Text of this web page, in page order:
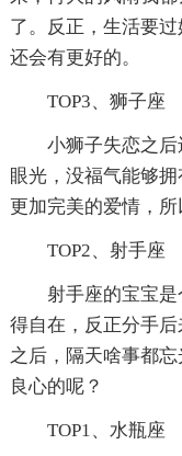
了。反正，生活要
还会有更好的。
TOP3、狮子座
小狮子失恋之
眼光，没福气能够
更加完美的爱情，所
TOP2、射手座
射手座的宝宝
得自在，反正分手
之后，隔天啥事都
良心的呢？
TOP1、水瓶座